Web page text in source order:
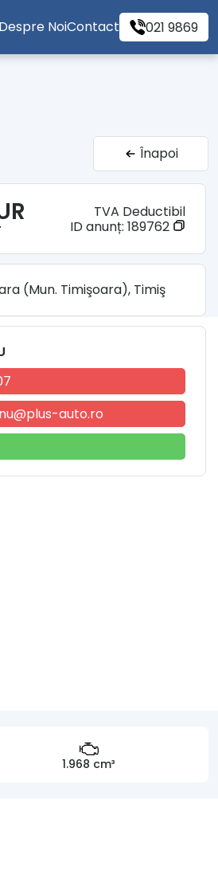
Despre NoiContact 021 9869
Înapoi
1.968 cm³
TVA Deductibil
ID anunț: 189762
(Mun. Timişoara), Timiş
auto.ro